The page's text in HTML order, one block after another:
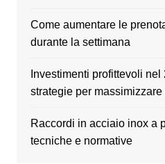
Come aumentare le
durante la settimana
Investimenti profittevoli
strategie per
Raccordi in acciaio inox a
tecniche e normative